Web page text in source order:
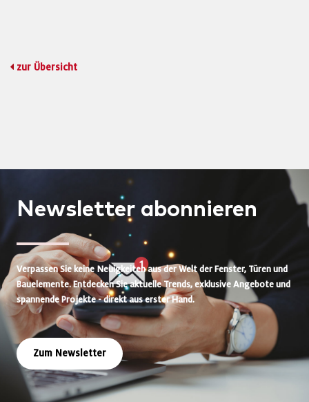
zur Übersicht
Newsletter abonnieren
Verpassen Sie keine Neuigkeiten aus der Welt der Fenster, Türen und
Bauelemente. Entdecken Sie aktuelle Trends, exklusive Angebote und
spannende Projekte - direkt aus erster Hand.
Zum Newsletter